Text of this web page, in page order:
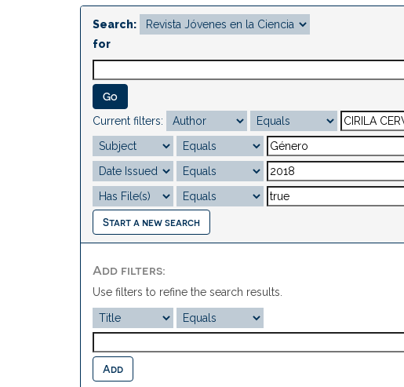
Search:
for
Current filters:
Start a new search
Add filters:
Use filters to refine the search results.